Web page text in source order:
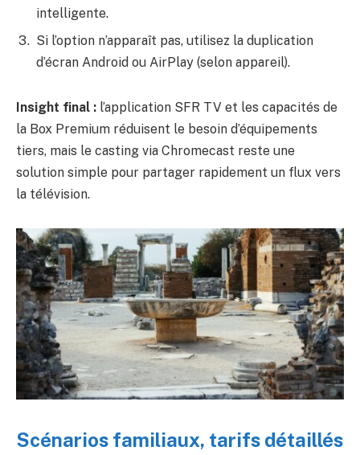
intelligente.
Si l’option n’apparaît pas, utilisez la duplication
d’écran Android ou AirPlay (selon appareil).
Insight final : l’application SFR TV et les capacités de
la Box Premium réduisent le besoin d’équipements
tiers, mais le casting via Chromecast reste une
solution simple pour partager rapidement un flux vers
la télévision.
Scénarios familiaux, tarifs détaillés